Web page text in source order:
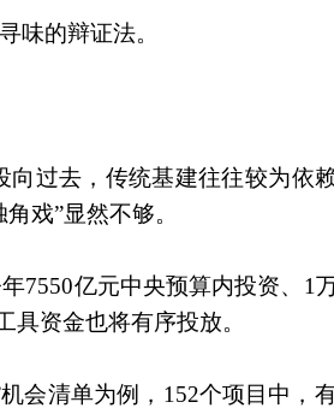
味的辩证法。
过去，传统基建往往较为依
戏”显然不够。
7550亿元中央预算内投资、1
资金也将有序投放。
会清单为例，152个项目中，